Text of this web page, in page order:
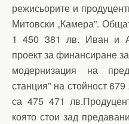
режисьорите и
Митовски „Камера”.
1 450 381 лв. Иван и
проект за финансиране
модернизация на
станция” на стойност
са 475 471
която стои зад